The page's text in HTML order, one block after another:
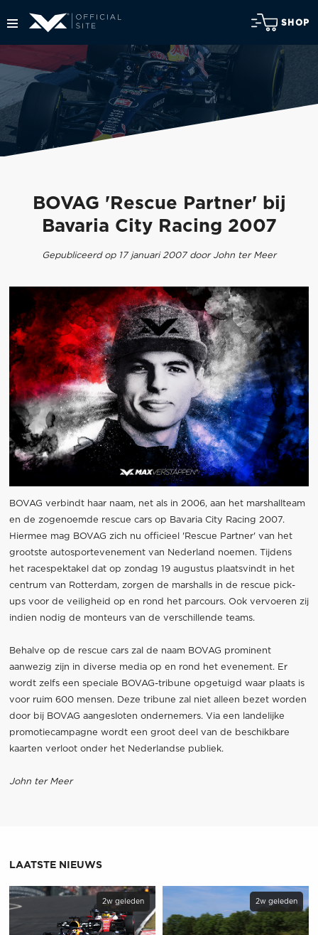
SHOP
BOVAG 'Rescue Partner' bij
Bavaria City Racing 2007
Gepubliceerd op 17 januari 2007 door John ter Meer
BOVAG verbindt haar naam, net als in 2006, aan het marshallteam
en de zogenoemde rescue cars op Bavaria City Racing 2007.
Hiermee mag BOVAG zich nu officieel 'Rescue Partner' van het
grootste autosportevenement van Nederland noemen. Tijdens
het racespektakel dat op zondag 19 augustus plaatsvindt in het
centrum van Rotterdam, zorgen de marshalls in de rescue pick-
ups voor de veiligheid op en rond het parcours. Ook vervoeren zij
indien nodig de monteurs van de verschillende teams.
Behalve op de rescue cars zal de naam BOVAG prominent
aanwezig zijn in diverse media op en rond het evenement. Er
wordt zelfs een speciale BOVAG-tribune opgetuigd waar plaats is
voor ruim 600 mensen. Deze tribune zal niet alleen bezet worden
door bij BOVAG aangesloten ondernemers. Via een landelijke
promotiecampagne wordt een groot deel van de beschikbare
kaarten verloot onder het Nederlandse publiek.
John ter Meer
LAATSTE NIEUWS
2w geleden 2w geleden